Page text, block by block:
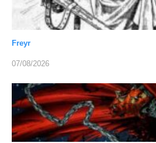
Freyr
07/08/2026